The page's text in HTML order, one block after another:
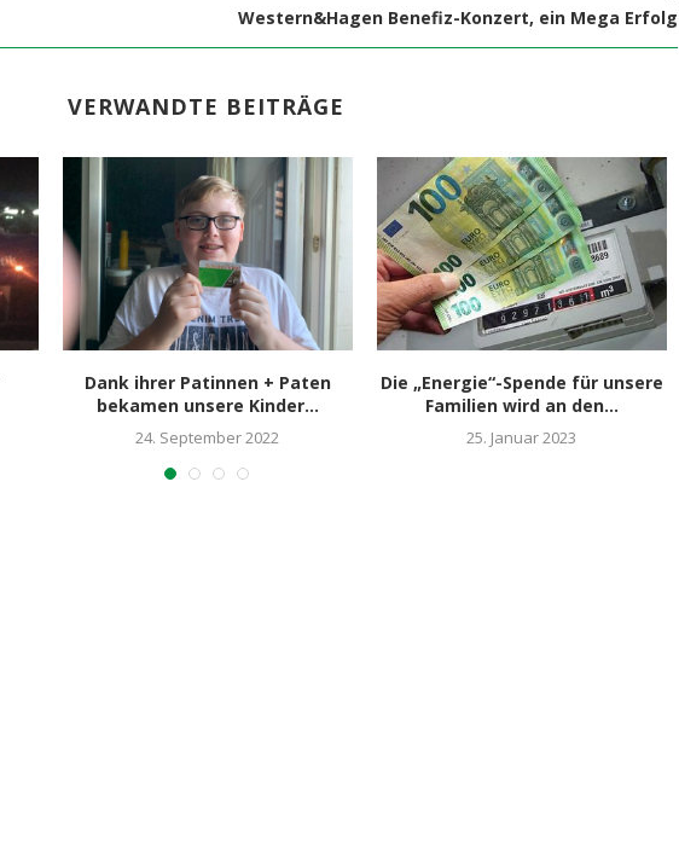
Western&Hagen Benefiz-Konzert, ein Mega Erfolg
VERWANDTE BEITRÄGE
Dank ihrer Patinnen + Paten
bekamen unsere Kinder...
24. September 2022
Die „Energie“-Spende für unsere
Familien wird an den...
25. Januar 2023